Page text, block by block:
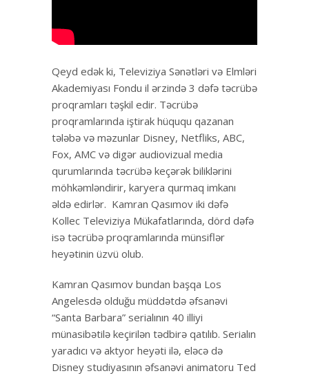
Qeyd edək ki, Televiziya Sənətləri və Elmləri
Akademiyası Fondu il ərzində 3 dəfə təcrübə
proqramları təşkil edir. Təcrübə
proqramlarında iştirak hüququ qazanan
tələbə və məzunlar Disney, Netfliks, ABC,
Fox, AMC və digər audiovizual media
qurumlarında təcrübə keçərək biliklərini
möhkəmləndirir, karyera qurmaq imkanı
əldə edirlər. Kamran Qasımov iki dəfə
Kollec Televiziya Mükafatlarında, dörd dəfə
isə təcrübə proqramlarında münsiflər
heyətinin üzvü olub.
Kamran Qasımov bundan başqa Los
Angelesdə olduğu müddətdə əfsanəvi
“Santa Barbara” serialının 40 illiyi
münasibətilə keçirilən tədbirə qatılıb. Serialın
yaradıcı və aktyor heyəti ilə, eləcə də
Disney studiyasının əfsanəvi animatoru Ted